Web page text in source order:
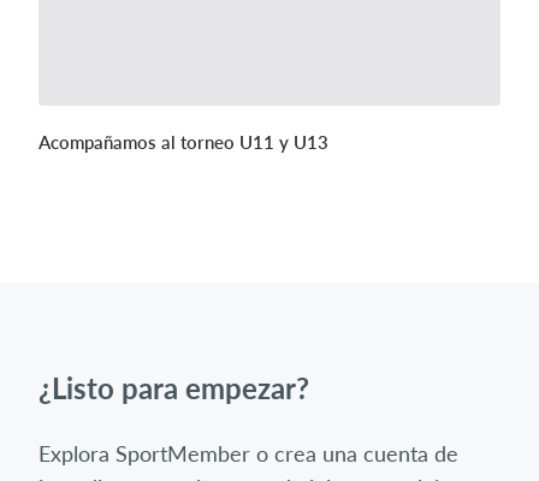
Acompañamos al torneo U11 y U13
¿Listo para empezar?
Explora SportMember o crea una cuenta de